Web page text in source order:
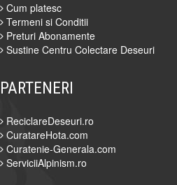
Cum platesc
Termeni si Conditii
Preturi Abonamente
Sustine Centru Colectare Deseuri
PARTENERI
ReciclareDeseuri.ro
CuratareHota.com
Curatenie-Generala.com
ServiciiAlpinism.ro